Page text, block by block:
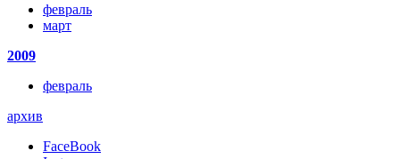
февраль
март
2009
февраль
архив
FaceBook